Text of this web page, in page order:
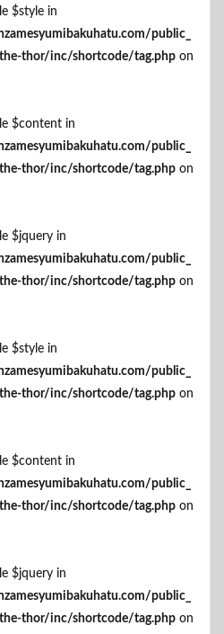
$style in
public_
thor/inc/shortcode/tag.php on
$content in
public_
thor/inc/shortcode/tag.php on
$jquery in
public_
thor/inc/shortcode/tag.php on
$style in
public_
thor/inc/shortcode/tag.php on
$content in
public_
thor/inc/shortcode/tag.php on
$jquery in
public_
thor/inc/shortcode/tag.php on